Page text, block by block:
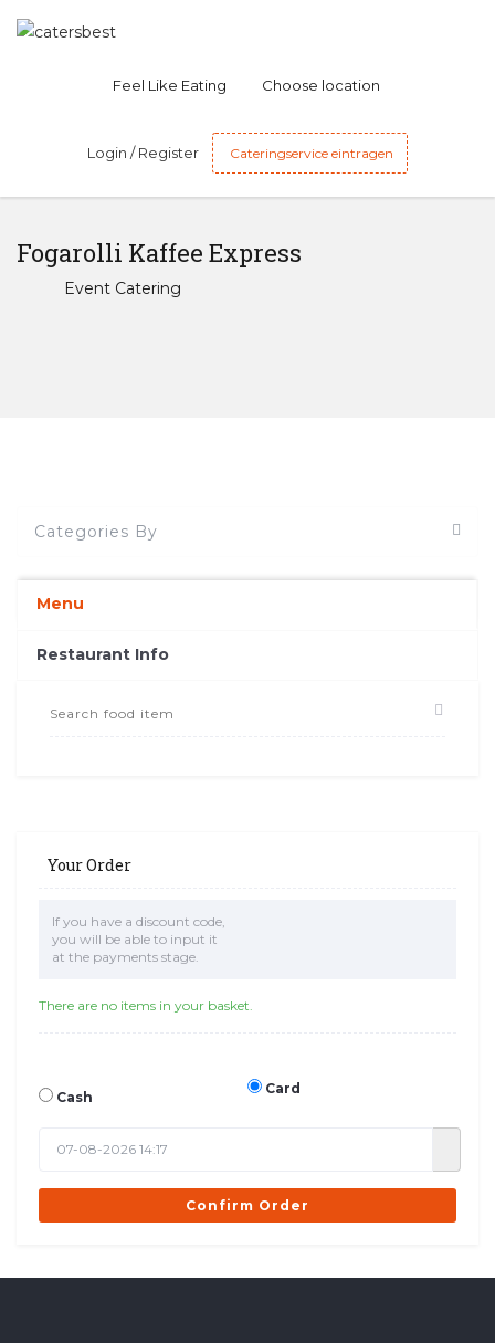
Feel Like Eating Choose location
Login / Register Cateringservice eintragen
Fogarolli Kaffee Express
Event Catering
Categories By
Menu
Restaurant Info
Your Order
If you have a discount code,
you will be able to input it
at the payments stage.
There are no items in your basket.
Cash
Card
Confirm Order